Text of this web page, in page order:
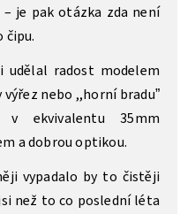
je pak otázka zda není
čipu.
udělal radost modelem
nebo ,,horní bradu”
ekvivalentu 35mm
a dobrou optikou.
vypadalo by to čistěji
než to co poslední léta